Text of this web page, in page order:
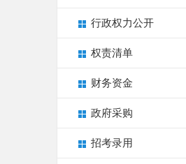
行政权力公开
权责清单
财务资金
政府采购
招考录用